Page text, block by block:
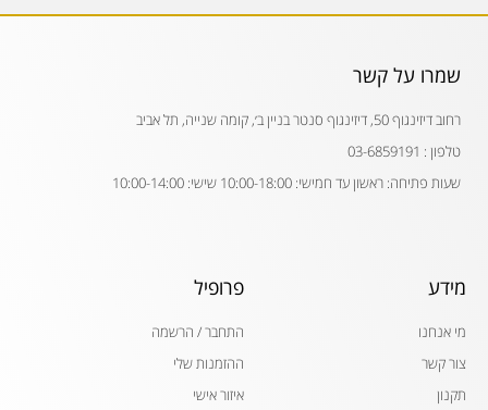
שמרו על קשר
רחוב דיזינגוף 50, דיזינגוף סנטר בניין ב׳, קומה שנייה, תל אביב
טלפון : 03-6859191
שעות פתיחה: ראשון עד חמישי: 10:00-18:00 שישי: 10:00-14:00
מידע
מי אנחנו
צור קשר
תקנון
פרופיל
התחבר / הרשמה
ההזמנות שלי
איזור אישי